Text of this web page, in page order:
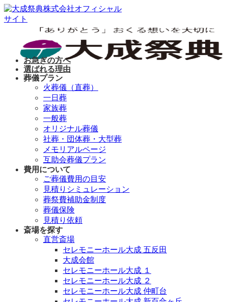
Skip
to
content
お急ぎの方へ
選ばれる理由
葬儀プラン
火葬儀（直葬）
一日葬
家族葬
一般葬
オリジナル葬儀
社葬・団体葬・大型葬
メモリアルページ
互助会葬儀プラン
費用について
ご葬儀費用の目安
見積りシミュレーション
葬祭費補助金制度
葬儀保険
見積り依頼
斎場を探す
直営斎場
セレモニーホール大成 五反田
大成会館
セレモニーホール大成 １
セレモニーホール大成 ２
セレモニーホール大成 仲町台